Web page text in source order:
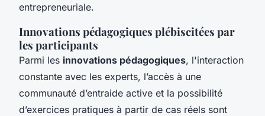
entrepreneuriale.
Innovations pédagogiques plébiscitées par
les participants
Parmi les innovations pédagogiques, l'interaction
constante avec les experts, l’accès à une
communauté d’entraide active et la possibilité
d’exercices pratiques à partir de cas réels sont